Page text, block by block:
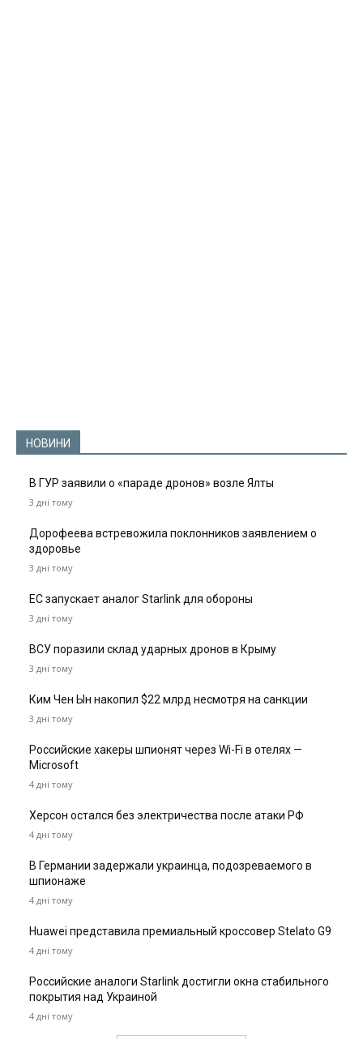
НОВИНИ
В ГУР заявили о «параде дронов» возле Ялты
3 дні тому
Дорофеева встревожила поклонников заявлением о
здоровье
3 дні тому
ЕС запускает аналог Starlink для обороны
3 дні тому
ВСУ поразили склад ударных дронов в Крыму
3 дні тому
Ким Чен Ын накопил $22 млрд несмотря на санкции
3 дні тому
Российские хакеры шпионят через Wi-Fi в отелях —
Microsoft
4 дні тому
Херсон остался без электричества после атаки РФ
4 дні тому
В Германии задержали украинца, подозреваемого в
шпионаже
4 дні тому
Huawei представила премиальный кроссовер Stelato G9
4 дні тому
Российские аналоги Starlink достигли окна стабильного
покрытия над Украиной
4 дні тому